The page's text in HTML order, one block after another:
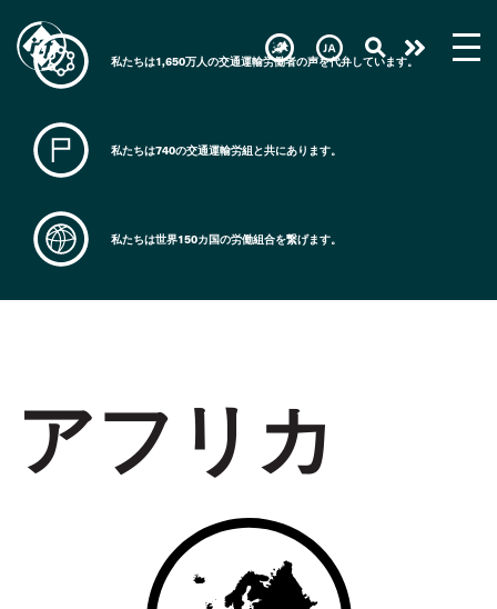
main
content
Take
私たちは1,650万人の交通運輸労働者の声を代弁しています。
私たちは740の交通運輸労組と共にあります。
私たちは世界150カ国の労働組合を繋げます。
アフリカ